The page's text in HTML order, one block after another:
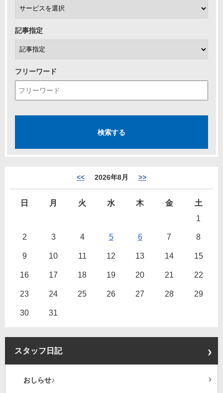
記事指定
フリーワード
<< 2026年8月 >>
日 月 火 水 木 金
土
1
2 3 4 5 6 7 8
9 10 11 12 13 14 15
16 17 18 19 20 21 22
23 24 25 26 27 28 29
30 31
スタッフ日記
おしらせ♪